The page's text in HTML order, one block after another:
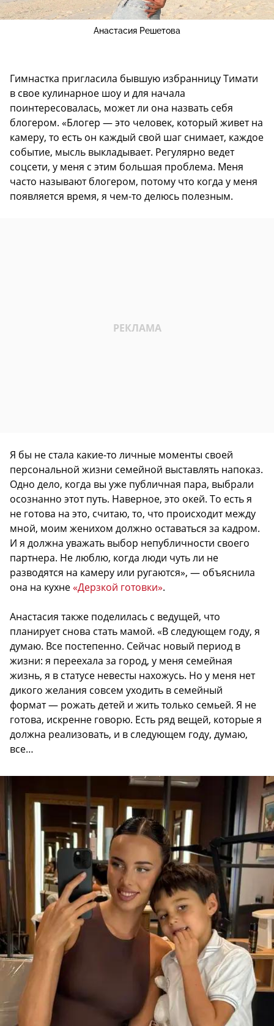
Анастасия Решетова
Гимнастка пригласила бывшую избранницу Тимати
в свое кулинарное шоу и для начала
поинтересовалась, может ли она назвать себя
блогером. «Блогер — это человек, который живет на
камеру, то есть он каждый свой шаг снимает, каждое
событие, мысль выкладывает. Регулярно ведет
соцсети, у меня с этим большая проблема. Меня
часто называют блогером, потому что когда у меня
появляется время, я чем-то делюсь полезным.
Я бы не стала какие-то личные моменты своей
персональной жизни семейной выставлять напоказ.
Одно дело, когда вы уже публичная пара, выбрали
осознанно этот путь. Наверное, это окей. То есть я
не готова на это, считаю, то, что происходит между
мной, моим женихом должно оставаться за кадром.
И я должна уважать выбор непубличности своего
партнера. Не люблю, когда люди чуть ли не
разводятся на камеру или ругаются», — объяснила
она на кухне«Дерзкой готовки».
Анастасия также поделилась с ведущей, что
планирует снова стать мамой. «В следующем году, я
думаю. Все постепенно. Сейчас новый период в
жизни: я переехала за город, у меня семейная
жизнь, я в статусе невесты нахожусь. Но у меня нет
дикого желания совсем уходить в семейный
формат — рожать детей и жить только семьей. Я не
готова, искренне говорю. Есть ряд вещей, которые я
должна реализовать, и в следующем году, думаю,
все…